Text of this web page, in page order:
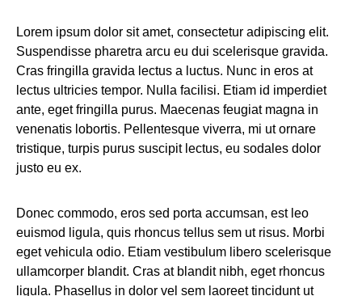
Lorem ipsum dolor sit amet, consectetur adipiscing elit.
Suspendisse pharetra arcu eu dui scelerisque gravida.
Cras fringilla gravida lectus a luctus. Nunc in eros at
lectus ultricies tempor. Nulla facilisi. Etiam id imperdiet
ante, eget fringilla purus. Maecenas feugiat magna in
venenatis lobortis. Pellentesque viverra, mi ut ornare
tristique, turpis purus suscipit lectus, eu sodales dolor
justo eu ex.
Donec commodo, eros sed porta accumsan, est leo
euismod ligula, quis rhoncus tellus sem ut risus. Morbi
eget vehicula odio. Etiam vestibulum libero scelerisque
ullamcorper blandit. Cras at blandit nibh, eget rhoncus
ligula. Phasellus in dolor vel sem laoreet tincidunt ut